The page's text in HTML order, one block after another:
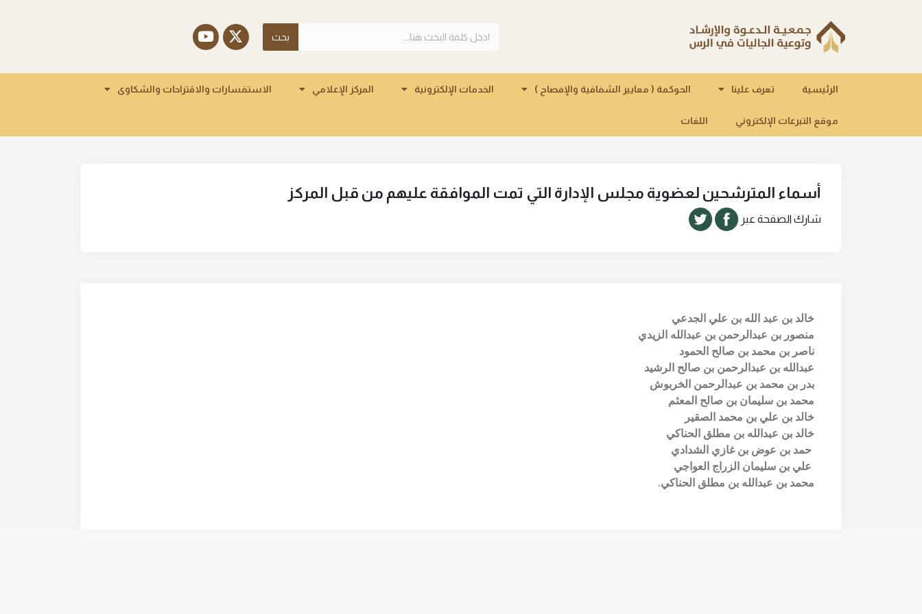
بحث
الرئيسية تعرف علينا الحوكمة ( معايير الشفافية والإفصاح ) الخدمات الإلكترونية المركز الإعلامي الاستفسارات والاقتراحات والشكاوى
موقع التبرعات الإلكتروني اللغات
أسماء المترشحين لعضوية مجلس الإدارة التي تمت الموافقة عليهم من قبل المركز
شارك الصفحة عبر
خالد بن عبد الله بن علي الجدعي
منصور بن عبدالرحمن بن عبدالله الزيدي
ناصر بن محمد بن صالح الحمود
عبدالله بن عبدالرحمن بن صالح الرشيد
بدر بن محمد بن عبدالرحمن الخربوش
محمد بن سليمان بن صالح المعثم
خالد بن علي بن محمد الصقير
خالد بن عبدالله بن مطلق الحناكي
حمد بن عوض بن غازي الشدادي
علي بن سليمان الزراج العواجي
محمد بن عبدالله بن مطلق الحناكي.